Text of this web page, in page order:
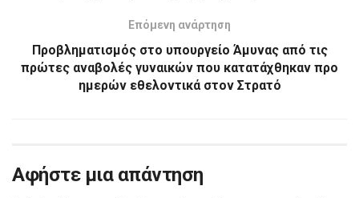
Επόμενη ανάρτηση
Προβληματισμός στο υπουργείο Άμυνας από τις
πρώτες αναβολές γυναικών που κατατάχθηκαν προ
ημερών εθελοντικά στον Στρατό
Αφήστε μια απάντηση